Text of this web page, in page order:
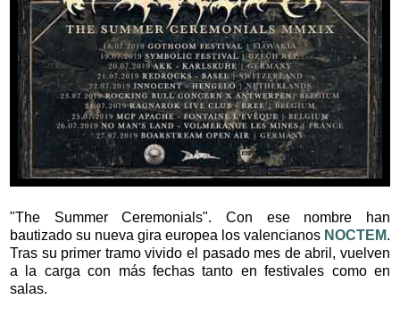
"The Summer Ceremonials". Con ese nombre han
bautizado su nueva gira europea los valencianos NOCTEM.
Tras su primer tramo vivido el pasado mes de abril, vuelven
a la carga con más fechas tanto en festivales como en
salas.